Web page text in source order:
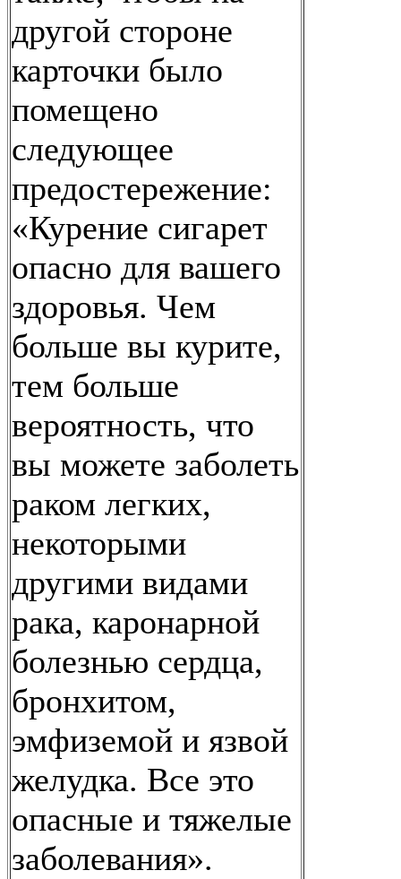
другой стороне
карточки было
помещено
следующее
предостережение:
«Курение сигарет
опасно для вашего
здоровья. Чем
больше вы курите,
тем больше
вероятность, что
вы можете заболеть
раком легких,
некоторыми
другими видами
рака, каронарной
болезнью сердца,
бронхитом,
эмфиземой и язвой
желудка. Все это
опасные и тяжелые
заболевания».